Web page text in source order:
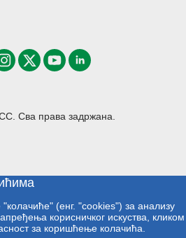
Сва права задржана.
(енг. "cookies") за анализу
корисничког искуства, кликом
за коришћење колачића.